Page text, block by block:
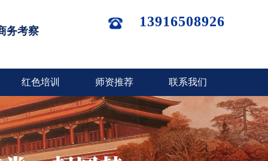
务考察
13916508926
红色培训 师资推荐 联系我们